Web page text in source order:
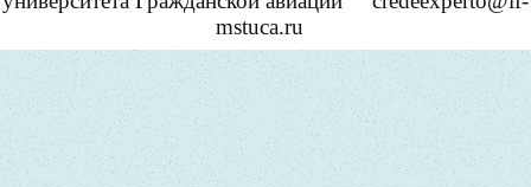
mstuca.ru